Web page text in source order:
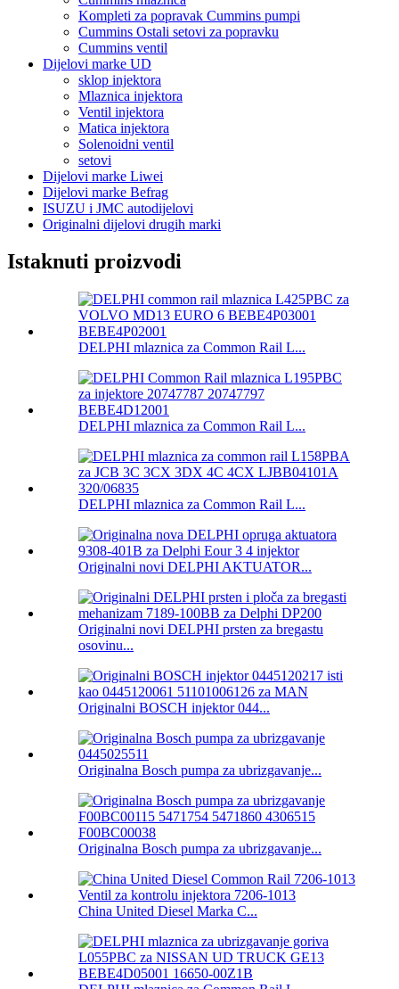
Kompleti za popravak Cummins pumpi
Cummins Ostali setovi za popravku
Cummins ventil
Dijelovi marke UD
sklop injektora
Mlaznica injektora
Ventil injektora
Matica injektora
Solenoidni ventil
setovi
Dijelovi marke Liwei
Dijelovi marke Befrag
ISUZU i JMC autodijelovi
Originalni dijelovi drugih marki
Istaknuti proizvodi
DELPHI mlaznica za Common Rail L...
DELPHI mlaznica za Common Rail L...
DELPHI mlaznica za Common Rail L...
Originalni novi DELPHI AKTUATOR...
Originalni novi DELPHI prsten za bregastu
osovinu...
Originalni BOSCH injektor 044...
Originalna Bosch pumpa za ubrizgavanje...
Originalna Bosch pumpa za ubrizgavanje...
China United Diesel Marka C...